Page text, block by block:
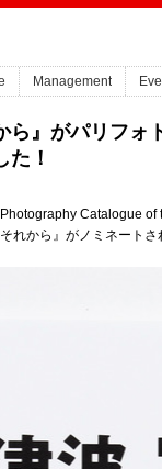
Management
ら』がパリフ
た！
Catalogue of
れから』がノミネートさ